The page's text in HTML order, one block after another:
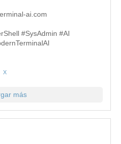
ai.com
#SysAdmin #AI
X
más